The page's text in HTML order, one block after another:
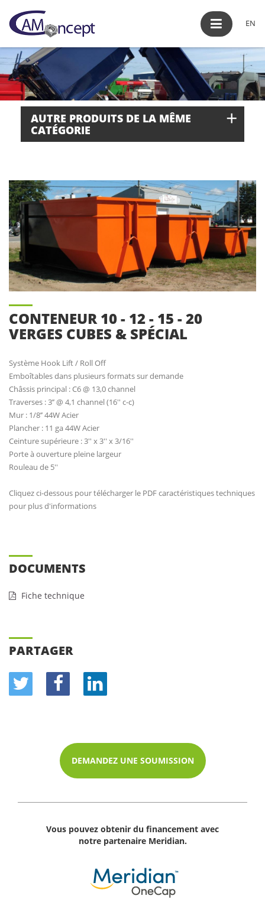
EN
AUTRE PRODUITS DE LA MÊME
CATÉGORIE
+
CONTENEUR 10 - 12 - 15 - 20
VERGES CUBES & SPÉCIAL
Système Hook Lift / Roll Off
Emboîtables dans plusieurs formats sur demande
Châssis principal : C6 @ 13,0 channel
Traverses : 3’’ @ 4,1 channel (16'' c-c)
Mur : 1/8’’ 44W Acier
Plancher : 11 ga 44W Acier
Ceinture supérieure : 3'' x 3'' x 3/16''
Porte à ouverture pleine largeur
Rouleau de 5''
Cliquez ci-dessous pour télécharger le PDF caractéristiques techniques
pour plus d'informations
DOCUMENTS
Fiche technique
PARTAGER
DEMANDEZ UNE SOUMISSION
Vous pouvez obtenir du financement avec
notre partenaire Meridian.